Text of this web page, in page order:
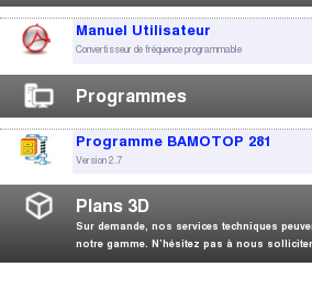
Manuel Utilisateur
Convertisseur de fréquence programmable
Programmes
Programme BAMOTOP 281
Version 2.7
Plans 3D
Sur demande, nos services techniques
notre gamme. N’hésitez pas à nous